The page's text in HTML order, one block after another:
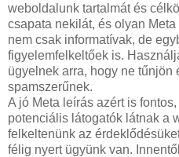
weboldalunk tartalmát és
csapata nekilát, és olyan
nem csak informatívak, de
figyelemfelkeltőek is.
ügyelnek arra, hogy ne tűnjön
spamszerűnek.
A jó Meta leírás azért is
potenciális látogatók látnak a
felkeltenünk az
félig nyert ügyünk van.